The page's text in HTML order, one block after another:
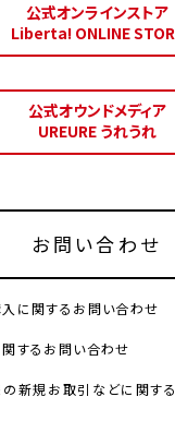
公式オンラインストア
Liberta! ONLINE
公式オウンドメディア
UREURE うれうれ
お問い合わせ
に関するお問い合わせ
するお問い合わせ
新規お取引などに関す